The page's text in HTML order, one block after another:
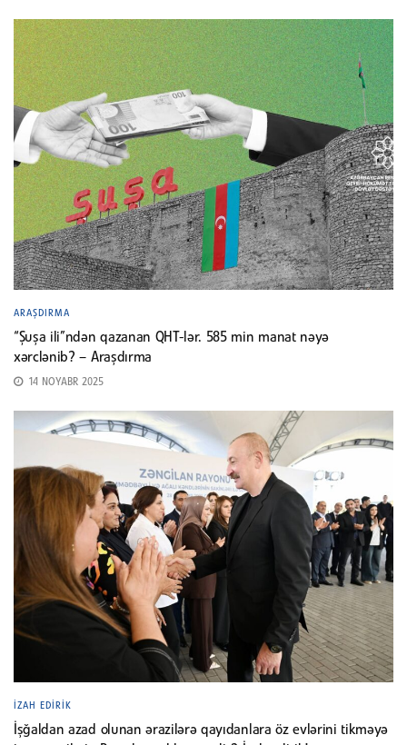
ARAŞDIRMA
“Şuşa ili”ndən qazanan QHT-lər. 585 min manat nəyə
xərclənib? – Araşdırma
14 NOYABR 2025
İZAH EDIRIK
İşğaldan azad olunan ərazilərə qayıdanlara öz evlərini tikməyə